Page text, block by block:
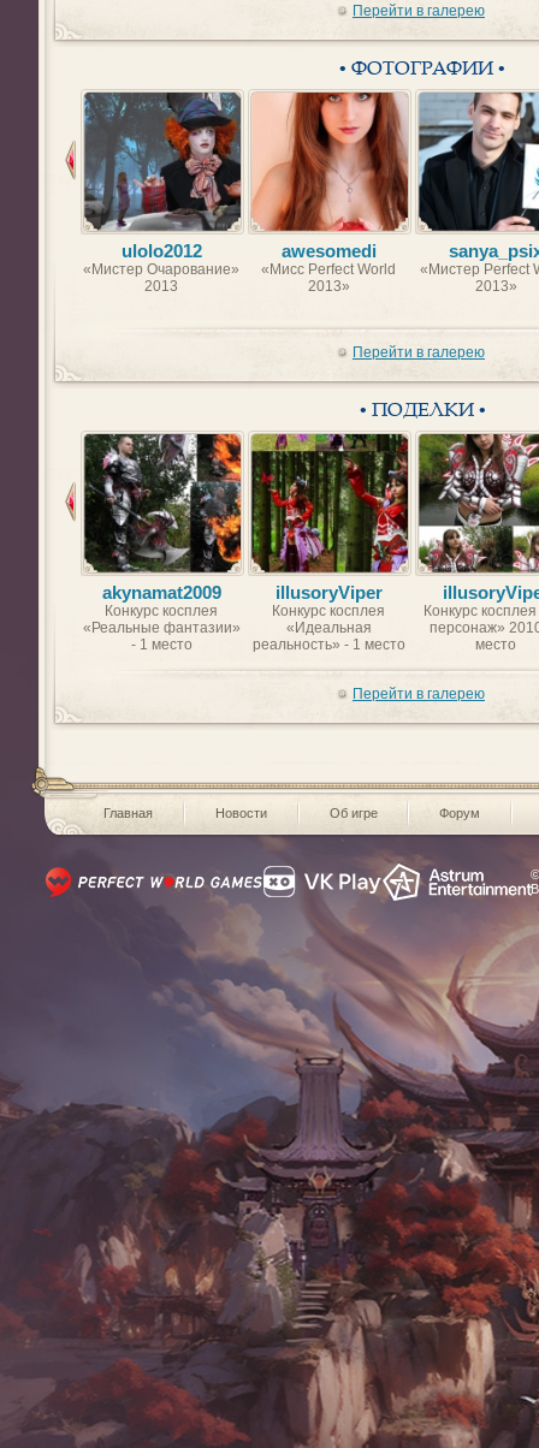
Перейти в галерею
• ФОТОГРАФИИ •
ulolo2012
«Мистер Очарование»
2013
awesomedi
«Мисс Perfect World
2013»
«Мистер Perfect
2013»
Перейти в галерею
• ПОДЕЛКИ •
akynamat2009
Конкурс косплея
«Реальные фантазии»
- 1 место
illusoryViper
Конкурс косплея
«Идеальная
реальность» - 1 место
Конкурс
персонаж»
место
Перейти в галерею
Главная Новости Об игре Форум